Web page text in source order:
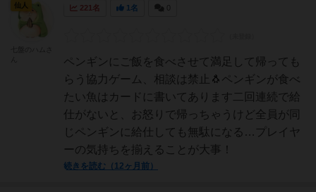
221名 1名
ペンギンにご飯を食べさせて満足して帰っても
らう協力ゲーム、相談は禁止🐧ペンギンが食べ
たい魚はカードに書いてあります二回連続で給
仕がないと、お怒りで帰っちゃうけど全員が同
じペンギンに給仕しても無駄になる…プレイヤ
ーの気持ちを揃えることが大事！
続きを読む（12ヶ月前）
仙人